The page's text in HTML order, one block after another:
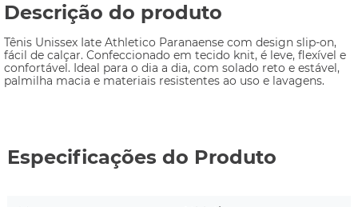
Descrição do produto
Tênis Unissex Iate Athletico Paranaense com design slip-on,
fácil de calçar. Confeccionado em tecido knit, é leve, flexível e
confortável. Ideal para o dia a dia, com solado reto e estável,
palmilha macia e materiais resistentes ao uso e lavagens.
Especificações do Produto